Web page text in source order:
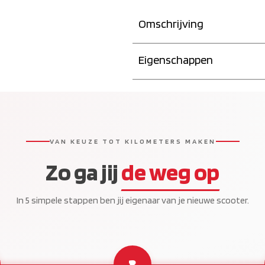
Omschrijving
Eigenschappen
VAN KEUZE TOT KILOMETERS MAKEN
Zo ga jijde weg op
In 5 simpele stappen ben jij eigenaar van je nieuwe scooter.